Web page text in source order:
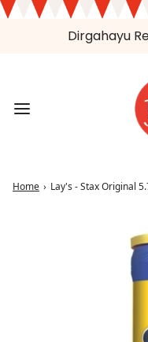
Dirgahayu
Home › Lay's - Stax Original